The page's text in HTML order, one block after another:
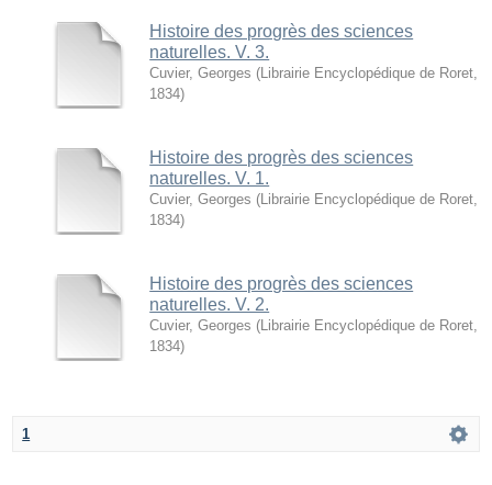
Histoire des progrès des sciences
naturelles. V. 3.
Cuvier, Georges ( Librairie Encyclopédique de Roret
1834)
Histoire des progrès des sciences
naturelles. V. 1.
Cuvier, Georges ( Librairie Encyclopédique de Roret
1834)
Histoire des progrès des sciences
naturelles. V. 2.
Cuvier, Georges ( Librairie Encyclopédique de Roret
1834)
1